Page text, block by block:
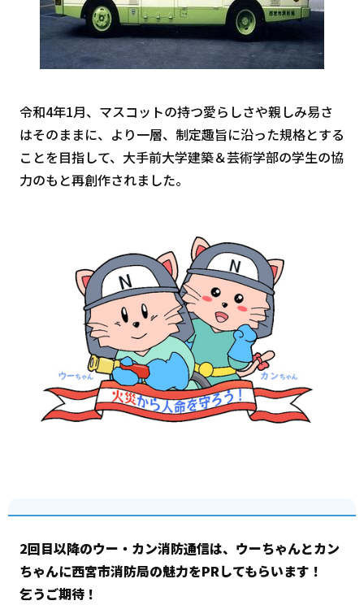
令和4年1月、マスコットの持つ愛らしさや親しみ易さ
はそのままに、より一層、制定趣旨に沿った規格とする
ことを目指して、大手前大学建築＆芸術学部の学生の協
力のもと再創作されました。
2回目以降のウー・カン消防通信は、ウーちゃんとカン
ちゃんに西宮市消防局の魅力をPRしてもらいます！
乞うご期待！